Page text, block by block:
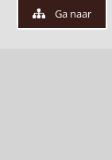
Ga naar